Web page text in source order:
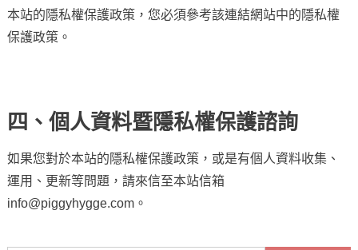
本站的隱私權保護政策，您必須參考該連結網站中的隱私權
保護政策。
四、個人資料暨隱私權保護諮詢
如果您對於本站的隱私權保護政策，或是有個人資料收集、
運用、更新等問題，請來信至本站信箱
info@piggyhygge.com。